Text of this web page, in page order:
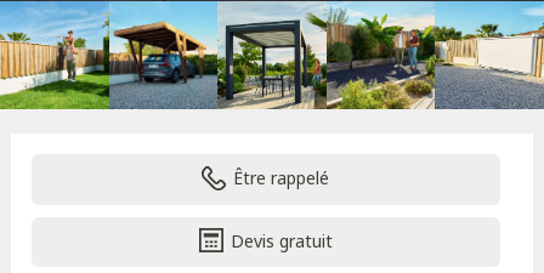
Être rappelé
Devis gratuit